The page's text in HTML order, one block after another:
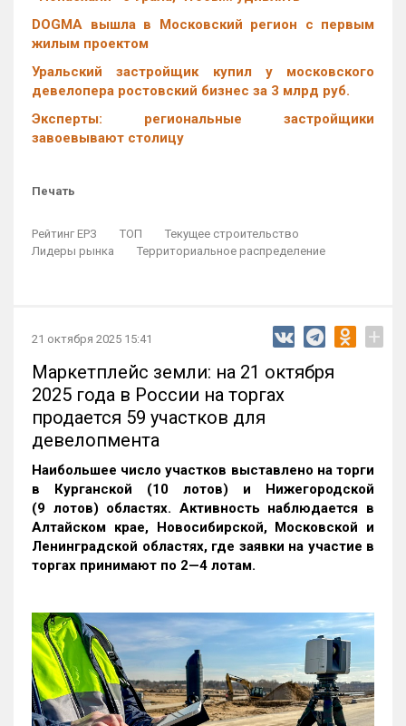
DOGMA вышла в Московский регион с первым
жилым проектом
Уральский застройщик купил у московского
девелопера ростовский бизнес за 3 млрд руб.
Эксперты: региональные застройщики
завоевывают столицу
Печать
Рейтинг ЕРЗ ТОП
Текущее строительство
Лидеры рынка
Территориальное распределение
21 октября 2025 15:41 +
Маркетплейс земли: на 21 октября
2025 года в России на торгах
продается 59 участков для
девелопмента
Наибольшее число участков выставлено на торги
в Курганской (10 лотов) и Нижегородской
(9 лотов) областях. Активность наблюдается в
Алтайском крае, Новосибирской, Московской и
Ленинградской областях, где заявки на участие в
торгах принимают по 2—4 лотам.